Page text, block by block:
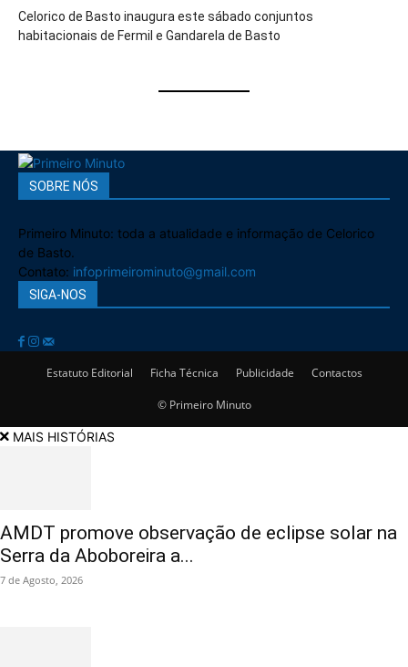
Celorico de Basto inaugura este sábado conjuntos
habitacionais de Fermil e Gandarela de Basto
SOBRE NÓS
Primeiro Minuto: toda a atualidade e informação de Celorico
de Basto.
Contato: infoprimeirominuto@gmail.com
SIGA-NOS
Estatuto Editorial Ficha Técnica Publicidade Contactos
© Primeiro Minuto
MAIS HISTÓRIAS
AMDT promove observação de eclipse solar na
Serra da Aboboreira a...
7 de Agosto, 2026